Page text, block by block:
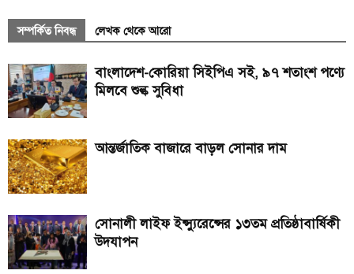
সম্পর্কিত নিবন্ধ লেখক থেকে আরো
বাংলাদেশ-কোরিয়া সিইপিএ সই, ৯৭ শতাংশ পণ্যে
মিলবে শুল্ক সুবিধা
আন্তর্জাতিক বাজারে বাড়ল সোনার দাম
সোনালী লাইফ ইন্স্যুরেন্সের ১৩তম প্রতিষ্ঠাবার্ষিকী
উদযাপন